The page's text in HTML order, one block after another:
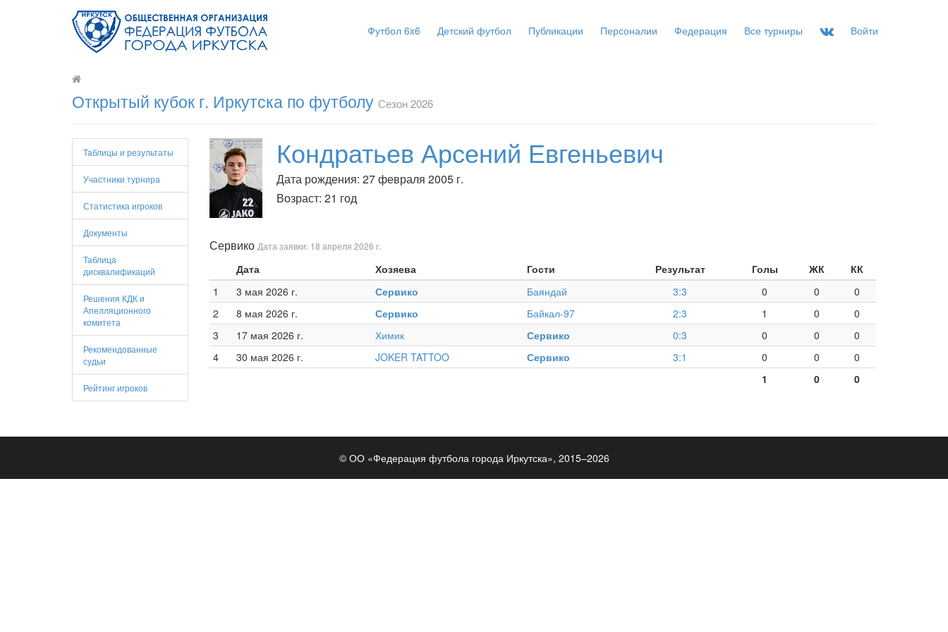
Футбол 6x6 Детский футбол Публикации Персоналии Федерация Все турниры Войти
Открытый кубок г. Иркутска по футболу Сезон 2026
Таблицы и результаты
Участники турнира
Статистика игроков
Документы
Таблица
дисквалификаций
Решения КДК и
Апелляционного
комитета
Рекомендованные
судьи
Рейтинг игроков
Кондратьев Арсений Евгеньевич
Дата рождения: 27 февраля 2005 г.
Возраст: 21 год
Сервико Дата заявки: 18 апреля 2026 г.
Дата Хозяева Гости Результат Голы ЖК
КК
1
3 мая 2026 г. Сервико Баяндай 3:3 0 0
0
2
8 мая 2026 г. Сервико Байкал-97 2:3 1 0
0
3
17 мая 2026 г. Химик Сервико 0:3 0 0
0
4
30 мая 2026 г. JOKER TATTOO Сервико 3:1 0 0
0
1
0 0
© ОО «Федерация футбола города Иркутска», 2015–2026